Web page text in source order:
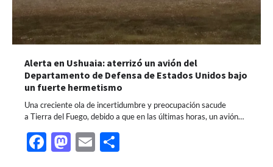
Alerta en Ushuaia: aterrizó un avión del
Departamento de Defensa de Estados Unidos bajo
un fuerte hermetismo
Una creciente ola de incertidumbre y preocupación sacude
a Tierra del Fuego, debido a que en las últimas horas, un avión…
Facebook
Mastodon
Email